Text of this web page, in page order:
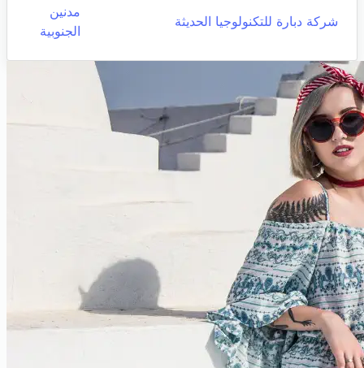
شركة دبارة للتكنولوجيا الحديثة
مدنين
الجنوبية